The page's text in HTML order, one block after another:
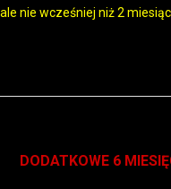
nie wcześniej niż 2
DODATKOWE 6